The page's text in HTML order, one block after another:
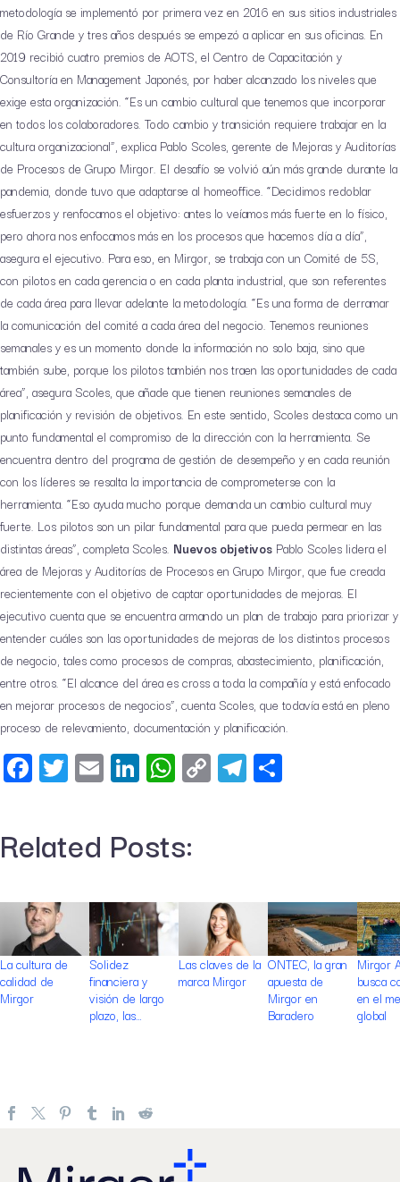
metodología se implementó por primera vez en 2016 en sus sitios industriales
de Río Grande y tres años después se empezó a aplicar en sus oficinas. En
2019 recibió cuatro premios de AOTS, el Centro de Capacitación y
Consultoría en Management Japonés, por haber alcanzado los niveles que
exige esta organización. “Es un cambio cultural que tenemos que incorporar
en todos los colaboradores. Todo cambio y transición requiere trabajar en la
cultura organizacional”, explica Pablo Scoles, gerente de Mejoras y Auditorías
de Procesos de Grupo Mirgor. El desafío se volvió aún más grande durante la
pandemia, donde tuvo que adaptarse al homeoffice. “Decidimos redoblar
esfuerzos y renfocamos el objetivo: antes lo veíamos más fuerte en lo físico,
pero ahora nos enfocamos más en los procesos que hacemos día a día”,
asegura el ejecutivo. Para eso, en Mirgor, se trabaja con un Comité de 5S,
con pilotos en cada gerencia o en cada planta industrial, que son referentes
de cada área para llevar adelante la metodología. “Es una forma de derramar
la comunicación del comité a cada área del negocio. Tenemos reuniones
semanales y es un momento donde la información no solo baja, sino que
también sube, porque los pilotos también nos traen las oportunidades de cada
área”, asegura Scoles, que añade que tienen reuniones semanales de
planificación y revisión de objetivos. En este sentido, Scoles destaca como un
punto fundamental el compromiso de la dirección con la herramienta. Se
encuentra dentro del programa de gestión de desempeño y en cada reunión
con los líderes se resalta la importancia de comprometerse con la
herramienta. “Eso ayuda mucho porque demanda un cambio cultural muy
fuerte. Los pilotos son un pilar fundamental para que pueda permear en las
distintas áreas”, completa Scoles. Nuevos objetivos Pablo Scoles lidera el
área de Mejoras y Auditorías de Procesos en Grupo Mirgor, que fue creada
recientemente con el objetivo de captar oportunidades de mejoras. El
ejecutivo cuenta que se encuentra armando un plan de trabajo para priorizar y
entender cuáles son las oportunidades de mejoras de los distintos procesos
de negocio, tales como procesos de compras, abastecimiento, planificación,
entre otros. “El alcance del área es cross a toda la compañía y está enfocado
en mejorar procesos de negocios”, cuenta Scoles, que todavía está en pleno
proceso de relevamiento, documentación y planificación.
Facebook
Twitter
EmailLinkedIn
WhatsApp
CopyTelegram
Related Posts:
La cultura de
calidad de
Mirgor
Solidez
financiera y
visión de largo
plazo, las…
Las claves de la
marca Mirgor
ONTEC, la gran
apuesta de
Mirgor en
Baradero
Mirgor
busca
en el
global